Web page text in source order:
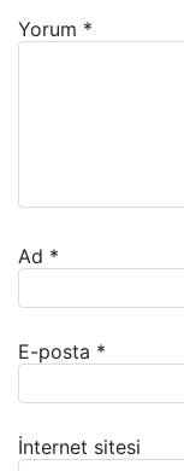
Yorum *
Ad *
E-posta *
İnternet sitesi